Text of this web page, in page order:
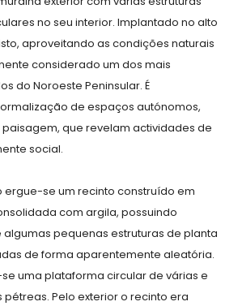
no seu interior. Implantado no alto
aproveitando as condições naturais
considerado um dos mais
do Noroeste Peninsular. É
de espaços autónomos,
que revelam actividades de
social.
ergue-se um recinto construído em
com argila, possuindo
pequenas estruturas de planta
de forma aparentemente aleatória.
uma plataforma circular de várias e
Pelo exterior o recinto era